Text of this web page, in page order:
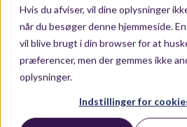
Hvis du afviser, vil dine oplysninger
når du besøger denne hjemmeside.
vil blive brugt i din browser for at
præferencer, men der gemmes ikke
oplysninger.
Indstillinger for
CX Ecosystem .
.
. .
.
To blog overview
2 min læsetid